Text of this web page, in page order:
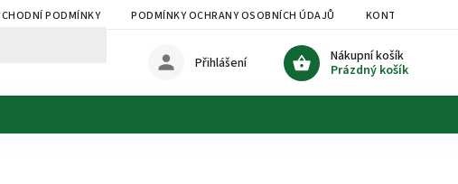
PODMÍNKY PODMÍNKY OCHRANY OSOBNÍCH ÚDAJŮ KONTAKTY
Nákupní košík
Prázdný košík
Přihlášení